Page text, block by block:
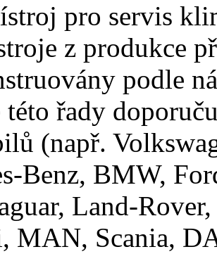
pro servis
z produkce
podle
řady
(např.
Benz, BMW,
Land-
MAN, Scania,